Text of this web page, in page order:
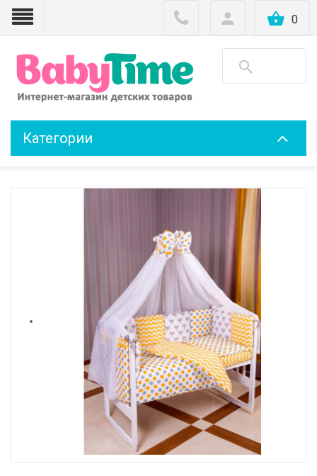
0
Категории